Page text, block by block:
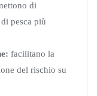
di
pesca più
facilitano la
del rischio su